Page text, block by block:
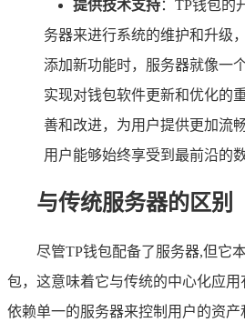
提供技术支持：TP钱包的
务器来进行系统的维护和升级
添加新功能时，服务器就像一
实现对钱包软件更新和优化的
善和改进，为用户提供更加流
用户能够始终享受到最前沿的
与传统服务器的区别
尽管TP钱包配备了服务器,但它
包，这意味着它与传统的中心化应
依赖单一的服务器来控制用户的资